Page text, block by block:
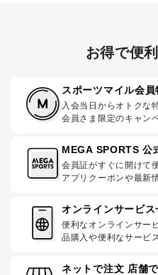
お得で便
スポーツマイル会員
入会当日からオトクな
会員さま限定のキャン
MEGA SPORTS 公
会員証がすぐに開けて
アプリクーポンや最新
オンラインサービス
便利なオンラインサー
品購入や便利なサービ
ネットで注文 店舗